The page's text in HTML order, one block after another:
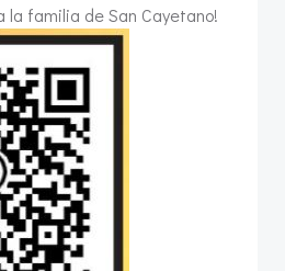
la familia de San Cayetano!